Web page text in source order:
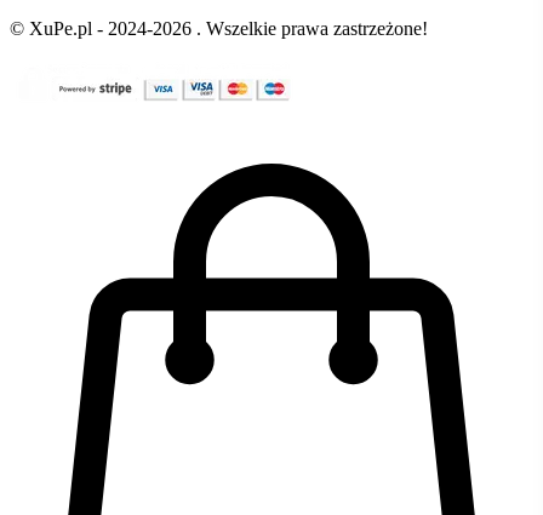
© XuPe.pl - 2024-2026 . Wszelkie prawa zastrzeżone!